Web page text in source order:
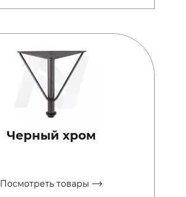
Черный хром
Посмотреть товары